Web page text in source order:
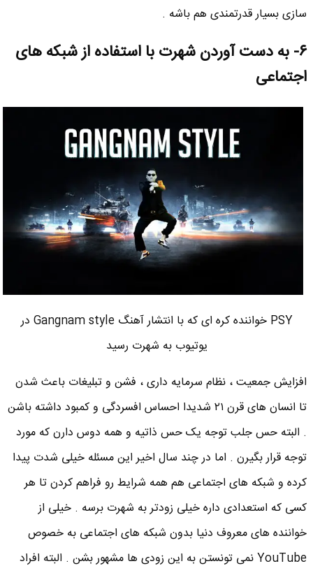
سازی بسیار قدرتمندی هم باشه .
۶- به دست آوردن شهرت با استفاده از شبکه های
اجتماعی
PSY خواننده کره ای که با انتشار آهنگ Gangnam style در
یوتیوب به شهرت رسید
افزایش جمعیت ، نظام سرمایه داری ، فشن و تبلیغات باعث شدن
تا انسان های قرن ۲۱ شدیدا احساس افسردگی و کمبود داشته باشن
. البته حس جلب توجه یک حس ذاتیه و همه دوس دارن که مورد
توجه قرار بگیرن . اما در چند سال اخیر این مسئله خیلی شدت پیدا
کرده و شبکه های اجتماعی هم همه شرایط رو فراهم کردن تا هر
کسی که استعدادی داره خیلی زودتر به شهرت برسه . خیلی از
خواننده های معروف دنیا بدون شبکه های اجتماعی به خصوص
YouTube نمی تونستن به این زودی ها مشهور بشن . البته افراد